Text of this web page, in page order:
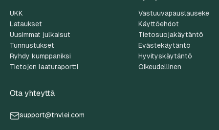
UKK
Lataukset
Uusimmat julkaisut
Tunnustukset
Ryhdy kumppaniksi
Tietojen laaturaportti
Vastuuvapauslauseke
Käyttöehdot
Tietosuojakäytäntö
Evästekäytäntö
Hyvityskäytäntö
Oikeudellinen
Ota yhteyttä
support@tnvlei.com